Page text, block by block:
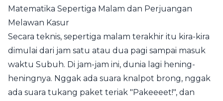
Matematika Sepertiga Malam dan Perjuangan
Melawan Kasur
Secara teknis, sepertiga malam terakhir itu kira-kira
dimulai dari jam satu atau dua pagi sampai masuk
waktu Subuh. Di jam-jam ini, dunia lagi hening-
heningnya. Nggak ada suara knalpot brong, nggak
ada suara tukang paket teriak "Pakeeeet!", dan